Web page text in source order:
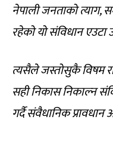
नेपाली जनताको त्याग,
रहेको यो संविधान एउटा
त्यसैले जस्तोसुकै विषम
सही निकास निकाल्न
गर्दै संवैधानिक